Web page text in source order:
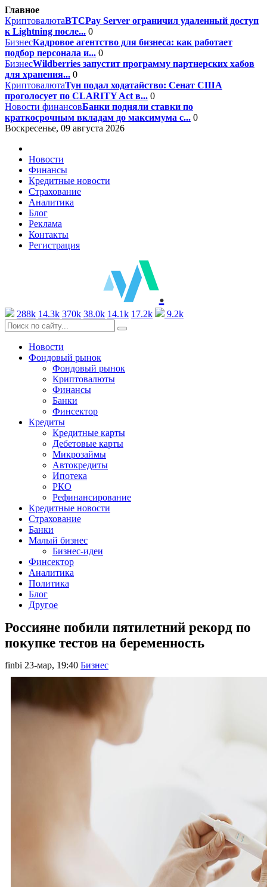
Главное
КриптовалютаBTCPay Server ограничил удаленный доступ
к Lightning после... 0
БизнесКадровое агентство для бизнеса: как работает
подбор персонала и... 0
БизнесWildberries запустит программу партнерских хабов
для хранения... 0
КриптовалютаТун подал ходатайство: Сенат США
проголосует по CLARITY Act в... 0
Новости финансовБанки подняли ставки по
краткосрочным вкладам до максимума с... 0
Воскресенье, 09 августа 2026
Новости
Финансы
Кредитные новости
Страхование
Аналитика
Блог
Реклама
Контакты
Регистрация
.
288k 14.3k 370k 38.0k 14.1k 17.2k 9.2k
Новости
Фондовый рынок
Фондовый рынок
Криптовалюты
Финансы
Банки
Финсектор
Кредиты
Кредитные карты
Дебетовые карты
Микрозаймы
Автокредиты
Ипотека
РКО
Рефинансирование
Кредитные новости
Страхование
Банки
Малый бизнес
Бизнес-идеи
Финсектор
Аналитика
Политика
Блог
Другое
Россияне побили пятилетний рекорд по
покупке тестов на беременность
finbi 23-мар, 19:40 Бизнес